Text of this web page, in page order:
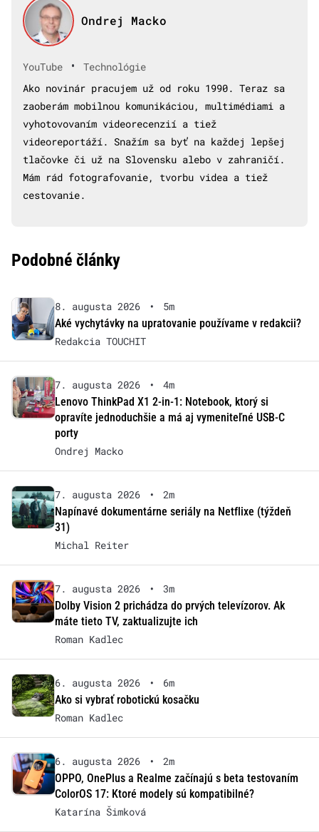
Ondrej Macko
YouTube •
Technológie
Ako novinár pracujem už od roku 1990. Teraz sa
zaoberám mobilnou komunikáciou, multimédiami a
vyhotovovaním videorecenzií a tiež
videoreportáží. Snažím sa byť na každej lepšej
tlačovke či už na Slovensku alebo v zahraničí.
Mám rád fotografovanie, tvorbu videa a tiež
cestovanie.
Podobné články
8. augusta 2026 •
5m
Aké vychytávky na upratovanie používame v redakcii?
Redakcia TOUCHIT
7. augusta 2026 •
4m
Lenovo ThinkPad X1 2-in-1: Notebook, ktorý si
opravíte jednoduchšie a má aj vymeniteľné USB-C
porty
Ondrej Macko
7. augusta 2026 •
2m
Napínavé dokumentárne seriály na Netflixe (týždeň
31)
Michal Reiter
7. augusta 2026 •
3m
Dolby Vision 2 prichádza do prvých televízorov. Ak
máte tieto TV, zaktualizujte ich
Roman Kadlec
6. augusta 2026 •
6m
Ako si vybrať robotickú kosačku
Roman Kadlec
6. augusta 2026 •
2m
OPPO, OnePlus a Realme začínajú s beta testovaním
ColorOS 17: Ktoré modely sú kompatibilné?
Katarína Šimková